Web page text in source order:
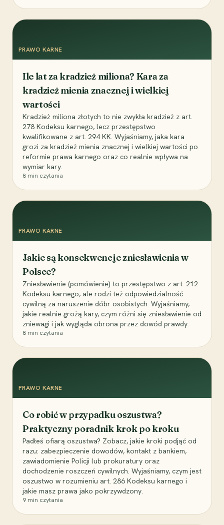
PRAWO KARNE
Ile lat za kradzież miliona? Kara za
kradzież mienia znacznej i wielkiej
wartości
Kradzież miliona złotych to nie zwykła kradzież z art.
278 Kodeksu karnego, lecz przestępstwo
kwalifikowane z art. 294 KK. Wyjaśniamy, jaka kara
grozi za kradzież mienia znacznej i wielkiej wartości po
reformie prawa karnego oraz co realnie wpływa na
wymiar kary.
8 min czytania
PRAWO KARNE
Jakie są konsekwencje zniesławienia w
Polsce?
Zniesławienie (pomówienie) to przestępstwo z art. 212
Kodeksu karnego, ale rodzi też odpowiedzialność
cywilną za naruszenie dóbr osobistych. Wyjaśniamy,
jakie realnie grożą kary, czym różni się zniesławienie od
zniewagi i jak wygląda obrona przez dowód prawdy.
8 min czytania
PRAWO KARNE
Co robić w przypadku oszustwa?
Praktyczny poradnik krok po kroku
Padłeś ofiarą oszustwa? Zobacz, jakie kroki podjąć od
razu: zabezpieczenie dowodów, kontakt z bankiem,
zawiadomienie Policji lub prokuratury oraz
dochodzenie roszczeń cywilnych. Wyjaśniamy, czym jest
oszustwo w rozumieniu art. 286 Kodeksu karnego i
jakie masz prawa jako pokrzywdzony.
9 min czytania